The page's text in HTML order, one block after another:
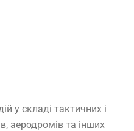
у складі тактичних і
аеродромів та інших